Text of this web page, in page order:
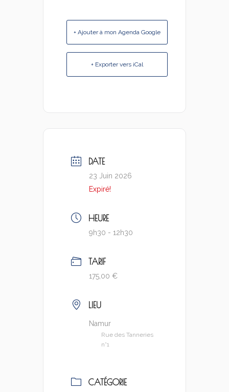
+ Ajouter à mon Agenda Google
+ Exporter vers iCal
DATE
23 Juin 2026
Expiré!
HEURE
9h30 - 12h30
TARIF
175,00 €
LIEU
Namur
Rue des Tanneries
n°1
CATÉGORIE